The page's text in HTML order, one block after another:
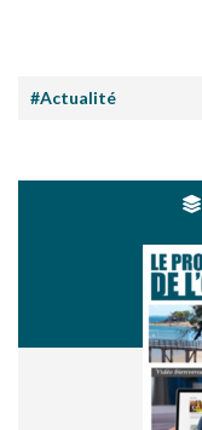
#Actualité